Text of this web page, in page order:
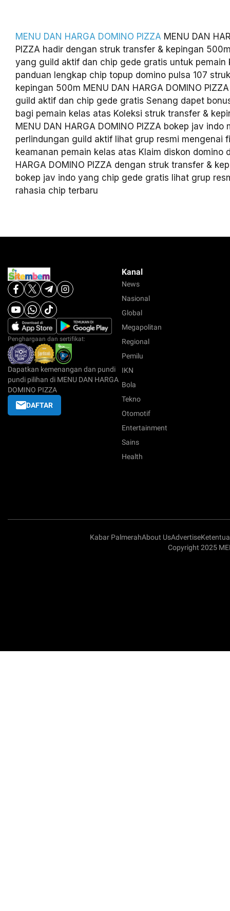
MENU DAN HARGA DOMINO PIZZA MENU DAN
PIZZA hadir dengan struk transfer & kepingan
yang guild aktif dan chip gede gratis untuk pemain
panduan lengkap chip topup domino pulsa 107
kepingan 500m MENU DAN HARGA DOMINO
guild aktif dan chip gede gratis Senang dapet
bagi pemain kelas atas Koleksi struk transfer &
MENU DAN HARGA DOMINO PIZZA bokep jav indo
perlindungan guild aktif lihat grup resmi mengenai
keamanan pemain kelas atas Klaim diskon domino
HARGA DOMINO PIZZA dengan struk transfer &
bokep jav indo yang chip gede gratis lihat grup
rahasia chip terbaru
Penghargaan dan sertifikat:
Dapatkan kemenangan dan pundi
pundi pilihan di MENU DAN HARGA
DOMINO PIZZA
DAFTAR
Kanal
News
Nasional
Global
Megapolitan
Regional
Pemilu
IKN
Bola
Tekno
Otomotif
Entertainment
Sains
Health
Kabar PalmerahAbout UsAdvertise
Copyright 2025